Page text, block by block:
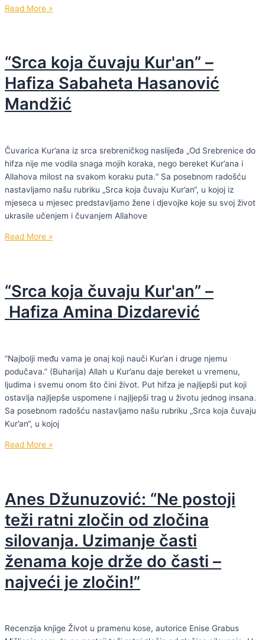
“Srca
–
Hafize
Eldina,
Almedina
i
Read More »
“Srca koja čuvaju Kur'an” –
Hafiza Sabaheta Hasanović
Mandžić
Čuvarica Kur’ana iz srca srebreničkog naslijeđa „Od Srebrenice do
hifza nije me vodila snaga mojih koraka, nego bereket Kur’ana i
Allahova milost na svakom koraku puta.“ Sa posebnom radošću
nastavljamo našu rubriku „Srca koja čuvaju Kur’an“, u kojoj iz
mjeseca u mjesec predstavljamo žene i djevojke koje su svoj život
ukrasile učenjem i čuvanjem Allahove
“Srca
–
Hafiza
Sabaheta
Read More »
“Srca koja čuvaju Kur'an” –
Hafiza Amina Dizdarević
“Najbolji među vama je onaj koji nauči Kur’an i druge njemu
podučava.” (Buharija) Allah u Kur’anu daje bereket u vremenu,
ljudima i svemu onom što čini život. Put hifza je najljepši put koji
ostavlja najljepše uspomene i najljepši trag u životu jednog insana.
Sa posebnom radošću nastavljamo našu rubriku „Srca koja čuvaju
Kur’an“, u kojoj
“Srca
–
Hafiza
Amina
Dizdarević
Read More »
Anes Džunuzović: “Ne postoji
teži ratni zločin od zločina
silovanja. Uzimanje časti
ženama koje drže do časti –
najveći je zločin!”
Recenzija knjige Život u pramenu kose, autorice Enise Grabus